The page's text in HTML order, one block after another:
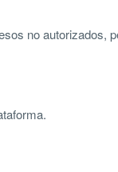
no autorizados,